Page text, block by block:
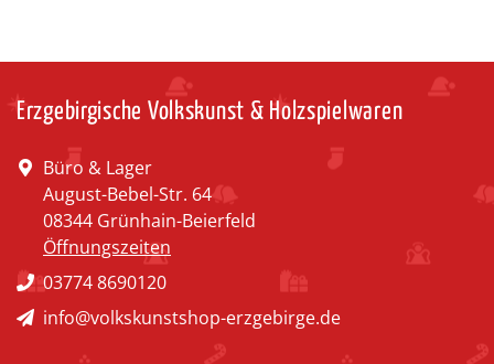
Erzgebirgische Volkskunst & Holzspielwaren
Büro & Lager
August-Bebel-Str. 64
08344 Grünhain-Beierfeld
Öffnungszeiten
03774 8690120
info@volkskunstshop-erzgebirge.de